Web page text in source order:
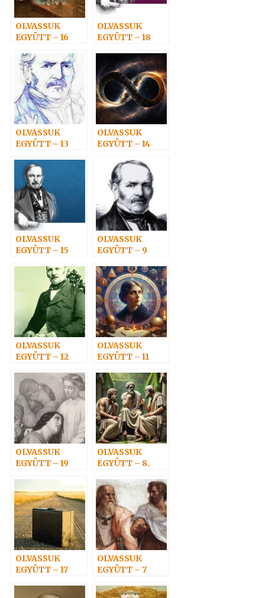
OLVASSUK
EGYÜTT – 16
OLVASSUK
EGYÜTT – 18
OLVASSUK
EGYÜTT – 13
OLVASSUK
EGYÜTT – 14
OLVASSUK
EGYÜTT – 15
OLVASSUK
EGYÜTT – 9
OLVASSUK
EGYÜTT – 12
OLVASSUK
EGYÜTT – 11
OLVASSUK
EGYÜTT – 19
OLVASSUK
EGYÜTT – 8.
OLVASSUK
EGYÜTT – 17
OLVASSUK
EGYÜTT – 7